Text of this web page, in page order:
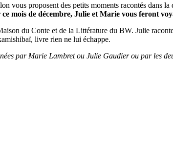
vous proposent des petits moments racontés dans
mois de décembre, Julie et Marie vous feront
du Conte et de la Littérature du BW. Julie
livre rien ne lui échappe.
par Marie Lambret ou Julie Gaudier ou par les